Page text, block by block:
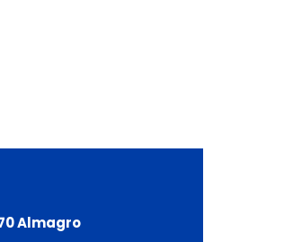
Almagro